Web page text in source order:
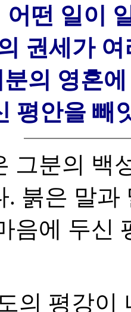
어떤 일이
권세가
분의 영혼
평안을 빼
그분의 백
. 붉은 말과
음에 두신
의 평강이